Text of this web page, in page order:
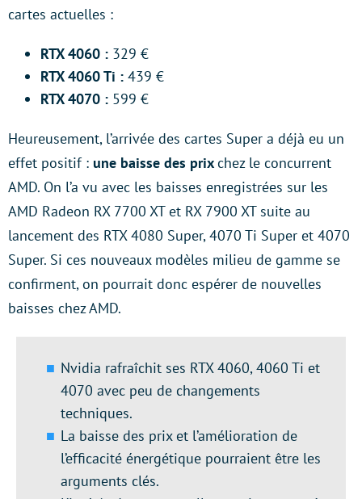
cartes actuelles :
RTX 4060 : 329 €
RTX 4060 Ti : 439 €
RTX 4070 : 599 €
Heureusement, l’arrivée des cartes Super a déjà eu un
effet positif : une baisse des prixchez le concurrent
AMD. On l’a vu avec les baisses enregistrées sur les
AMD Radeon RX 7700 XT et RX 7900 XT suite au
lancement des RTX 4080 Super, 4070 Ti Super et 4070
Super. Si ces nouveaux modèles milieu de gamme se
confirment, on pourrait donc espérer de nouvelles
baisses chez AMD.
Nvidia rafraîchit ses RTX 4060, 4060 Ti et
4070 avec peu de changements
techniques.
La baisse des prix et l’amélioration de
l’efficacité énergétique pourraient être les
arguments clés.